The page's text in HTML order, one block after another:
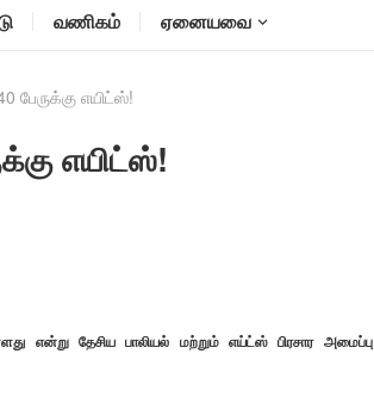
வணிகம் ஏனையவை
எயிட்ஸ்!
எயிட்ஸ்!
என்று தேசிய பாலியல் மற்றும் எய்ட்ஸ் பிரசார அமைப்பு